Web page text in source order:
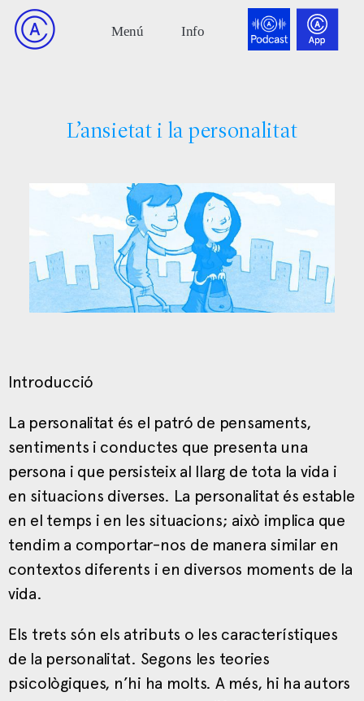
L’ansietat i la personalitat
Introducció
La personalitat és el patró de pensaments,
sentiments i conductes que presenta una
persona i que persisteix al llarg de tota la vida i
en situacions diverses. La personalitat és estable
en el temps i en les situacions; això implica que
tendim a comportar-nos de manera similar en
contextos diferents i en diversos moments de la
vida.
Els trets són els atributs o les característiques
de la personalitat. Segons les teories
psicològiques, n’hi ha molts. A més, hi ha autors